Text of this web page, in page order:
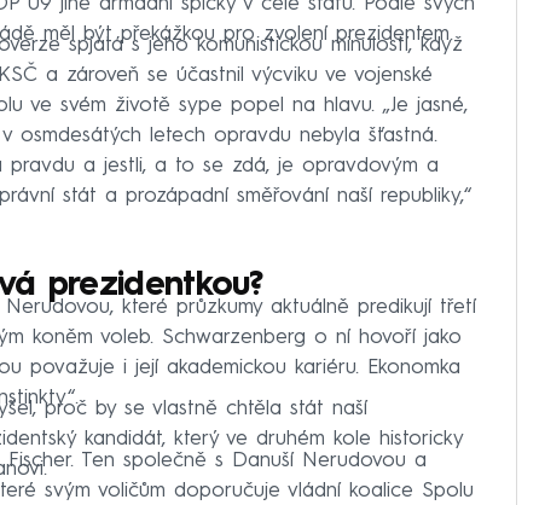
měl být překážkou pro zvolení prezidentem.
spjatá s jeho komunistickou minulostí, když
a zároveň se účastnil výcviku ve vojenské
ve svém životě sype popel na hlavu. „Je jasné,
osmdesátých letech opravdu nebyla šťastná.
pravdu a jestli, a to se zdá, je opravdovým a
stát a prozápadní směřování naší republiky,“
prezidentkou?
které průzkumy aktuálně predikují třetí
koněm voleb. Schwarzenberg o ní hovoří jako
považuje i její akademickou kariéru. Ekonomka
proč by se vlastně chtěla stát naší
kandidát, který ve druhém kole historicky
Ten společně s Danuší Nerudovou a
svým voličům doporučuje vládní koalice Spolu